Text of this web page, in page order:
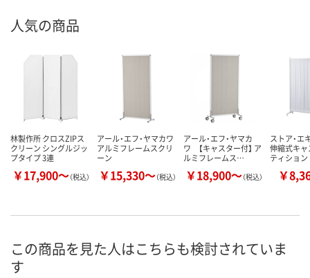
人気の商品
林製作所 クロスZIPス
クリーン シングルジッ
プタイプ 3連
￥17,900～（税込）
アール・エフ・ヤマカワ
アルミフレームスクリ
ーン
￥15,330～（税込）
アール・エフ・ヤマカ
ワ 【キャスター付】 ア
ルミフレームス…
￥18,900～（税込）
ストア・エ
伸縮式キ
ティション
￥
この商品を見た人はこちらも検討されていま
す